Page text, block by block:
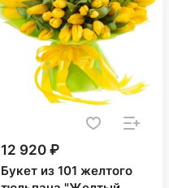
12 920 ₽
Букет из 101 желтого